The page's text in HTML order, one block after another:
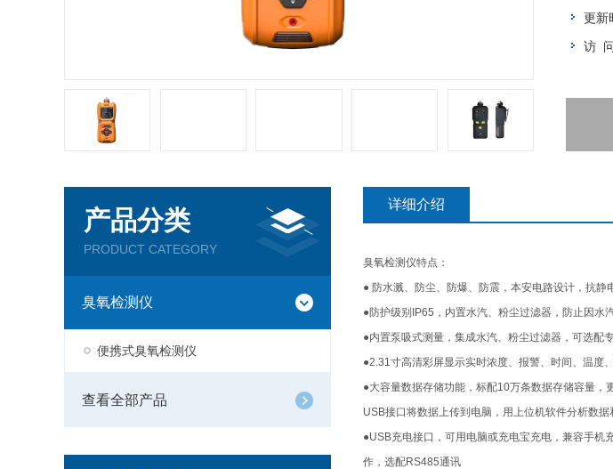
更新
访
产品分类
PRODUCT CATEGORY
臭氧检测仪
便携式臭氧检测仪
查看全部产品
详细介绍
臭氧检测仪特点：
● 防水溅、防尘、防爆、防震，本安电路设计，抗
●防护级别IP65，内置水汽、粉尘过滤器，防止因水
●内置泵吸式测量，集成水汽、粉尘过滤器，可选配
●2.31寸高清彩屏显示实时浓度、报警、时间、温度
●大容量数据存储功能，标配10万条数据存储容量
USB接口将数据上传到电脑，用上位机软件分析数据
●USB充电接口，可用电脑或充电宝充电，兼容手
作，选配RS485通讯